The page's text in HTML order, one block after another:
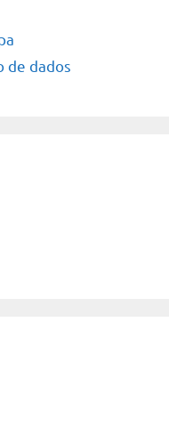
de dados